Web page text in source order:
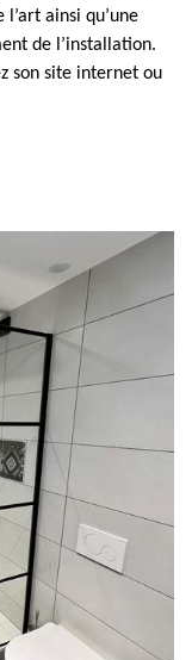
ainsi qu’une
de l’installation.
son site internet ou